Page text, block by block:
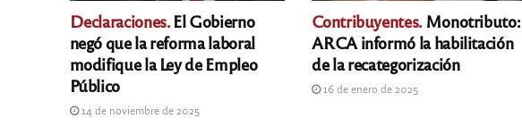
Declaraciones.El Gobierno
negó que la reforma laboral
modifique la Ley de Empleo
Público
14 de noviembre de 2025
Contribuyentes.Monotributo:
ARCA informó la habilitación
de la recategorización
16 de enero de 2025